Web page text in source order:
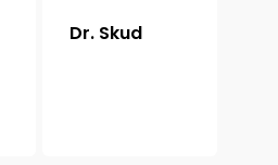
Dr. Skud